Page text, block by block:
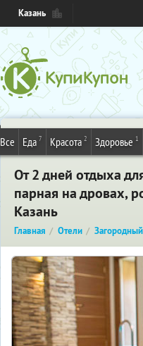
Казань
Все Еда 7 Красота 2 Здоровье 1
От 2 дней отдыха
парная на дровах,
Казань
Главная Отели